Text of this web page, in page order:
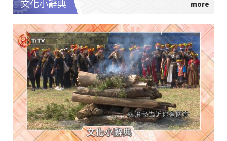
文化小辭典